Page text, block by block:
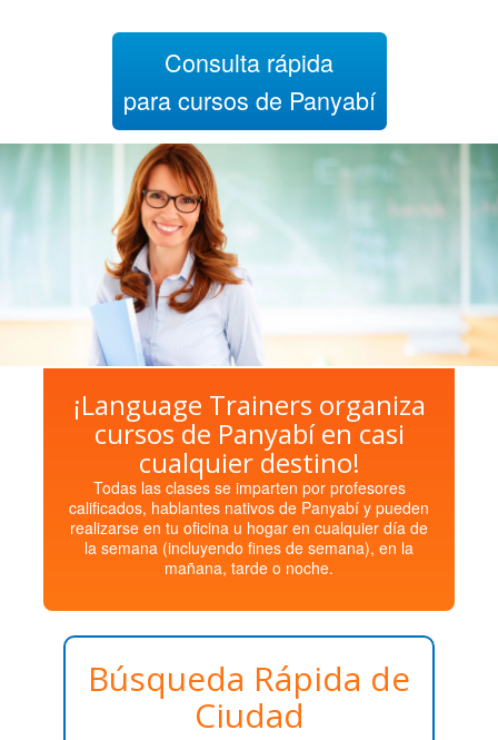
Consulta rápida
para cursos de Panyabí
¡Language Trainers organiza
cursos de Panyabí en casi
cualquier destino!
Todas las clases se imparten por profesores
calificados, hablantes nativos de Panyabí y pueden
realizarse en tu oficina u hogar en cualquier día de
la semana (incluyendo fines de semana), en la
mañana, tarde o noche.
Búsqueda Rápida de
Ciudad